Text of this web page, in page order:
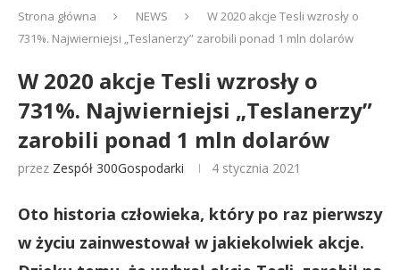
Strona główna NEWS
W 2020 akcje Tesli wzrosły o
731%. Najwierniejsi „Teslanerzy” zarobili ponad 1 mln dolarów
W 2020 akcje Tesli wzrosły o
731%. Najwierniejsi „Teslanerzy”
zarobili ponad 1 mln dolarów
przez Zespół 300Gospodarki 4 stycznia 2021
Oto historia człowieka, który po raz pierwszy
w życiu zainwestował w jakiekolwiek akcje.